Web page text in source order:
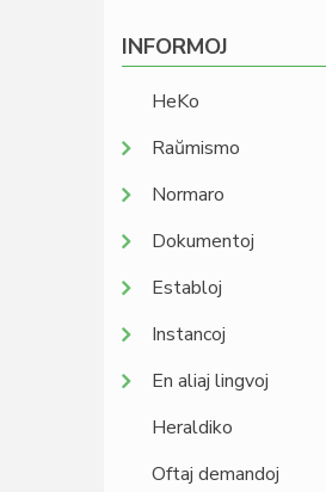
INFORMOJ
HeKo
Raŭmismo
Normaro
Dokumentoj
Establoj
Instancoj
En aliaj lingvoj
Heraldiko
Oftaj demandoj